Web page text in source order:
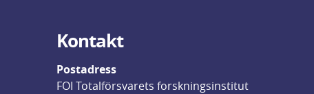
Kontakt
Postadress
FOI Totalförsvarets forskningsinstitut